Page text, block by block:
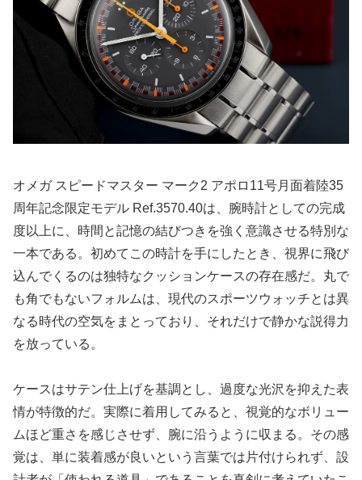
オメガ スピードマスター マーク2 アポロ11号月面着陸35
周年記念限定モデル Ref.3570.40は、腕時計としての完成
度以上に、時間と記憶の結びつきを強く意識させる特別な
一本である。初めてこの時計を手にしたとき、視界に飛び
込んでくるのは独特なクッションケースの存在感だ。丸で
も角でもないフォルムは、現代のスポーツウォッチとは異
なる時代の空気をまとっており、それだけで静かな説得力
を放っている。
ケースはサテン仕上げを基調とし、過度な光沢を抑えた表
情が特徴的だ。実際に着用してみると、視覚的なボリュー
ムほど重さを感じさせず、腕に沿うように収まる。その感
覚は、単に装着感が良いという言葉では片付けられず、設